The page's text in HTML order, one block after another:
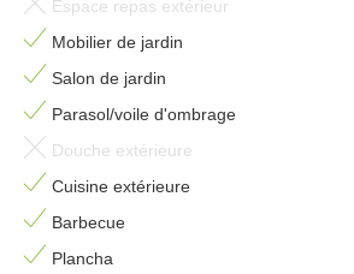
Espace repas extérieur
Mobilier de jardin
Salon de jardin
Parasol/voile d'ombrage
Douche extérieure
Cuisine extérieure
Barbecue
Plancha